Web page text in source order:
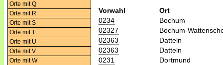
Orte mit Q
Orte mit R
Orte mit S
Orte mit T
Orte mit U
Orte mit V
Orte mit W
Vorwahl
Ort
0234
Bochum
02327
Bochum-
02363
Datteln
02363
Datteln
0231
Dortmund